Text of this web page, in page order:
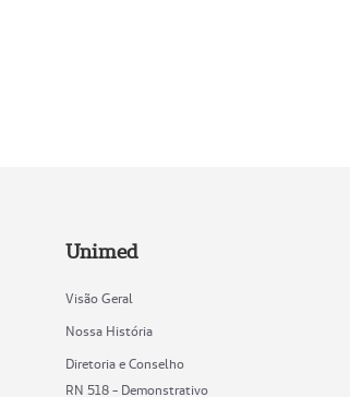
Unimed
Visão Geral
Nossa História
Diretoria e Conselho
RN 518 - Demonstrativo